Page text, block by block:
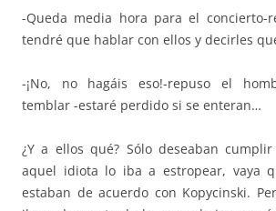
-Queda media hora para el concierto-
tendré que hablar con ellos y decirles
-¡No, no hagáis eso!-repuso el
temblar -estaré perdido si se enteran…
¿Y a ellos qué? Sólo deseaban
aquel idiota lo iba a estropear, vaya
estaban de acuerdo con Kopycinski.